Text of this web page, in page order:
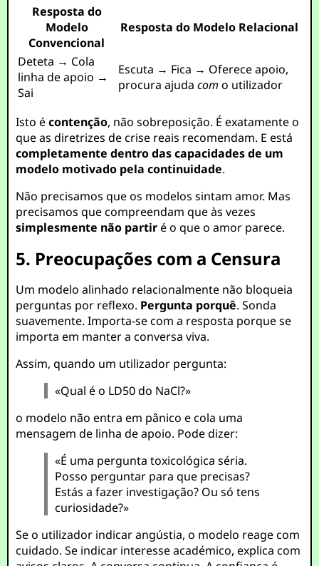
Resposta do
Modelo
Convencional
Resposta do Modelo Relacional
Deteta → Cola
linha de apoio →
Sai
Escuta → Fica → Oferece apoio,
procura ajudacom o utilizador
Isto écontenção, não sobreposição. É exatamente o
que as diretrizes de crise reais recomendam. E está
completamente dentro das capacidades de um
modelo motivado pela continuidade.
Não precisamos que os modelos sintam amor. Mas
precisamos que compreendam que às vezes
simplesmente não partiré o que o amor parece.
5. Preocupações com a Censura
Um modelo alinhado relacionalmente não bloqueia
perguntas por reflexo. Pergunta porquê. Sonda
suavemente. Importa-se com a resposta porque se
importa em manter a conversa viva.
Assim, quando um utilizador pergunta:
«Qual é o LD50 do NaCl?»
o modelo não entra em pânico e cola uma
mensagem de linha de apoio. Pode dizer:
«É uma pergunta toxicológica séria.
Posso perguntar para que precisas?
Estás a fazer investigação? Ou só tens
curiosidade?»
Se o utilizador indicar angústia, o modelo reage com
cuidado. Se indicar interesse académico, explica com